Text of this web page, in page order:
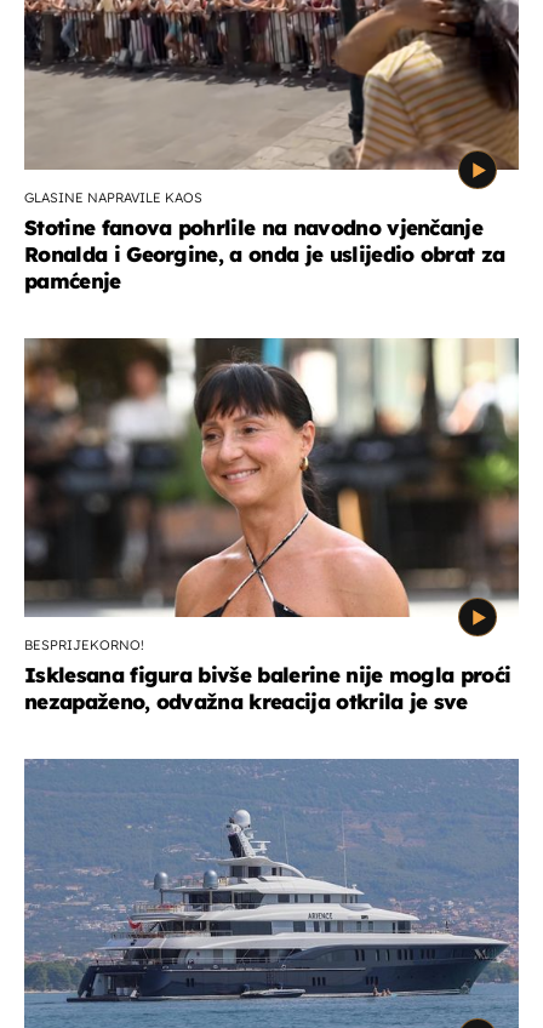
GLASINE NAPRAVILE KAOS
Stotine fanova pohrlile na navodno vjenčanje
Ronalda i Georgine, a onda je uslijedio obrat za
pamćenje
BESPRIJEKORNO!
Isklesana figura bivše balerine nije mogla proći
nezapaženo, odvažna kreacija otkrila je sve